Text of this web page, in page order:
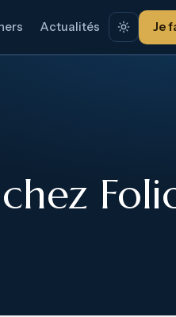
Actualités Je